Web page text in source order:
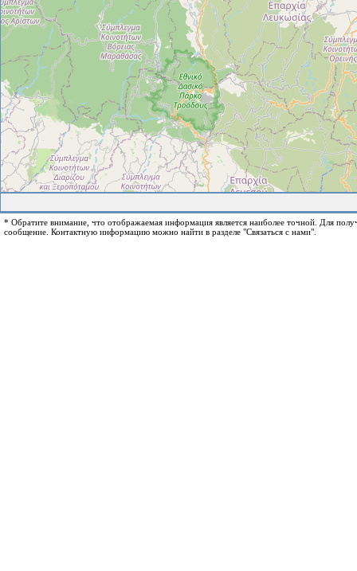
* Обратите внимание, что отображаемая информация является наиболее точной. Для
сообщение. Контактную информацию можно найти в разделе "Связаться с нами".